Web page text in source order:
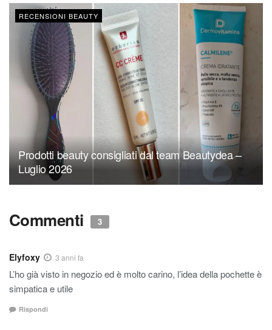
RECENSIONI BEAUTY
Prodotti beauty consigliati dal team Beautydea –
Luglio 2026
Commenti 3
Elyfoxy 3 anni fa
L’ho già visto in negozio ed è molto carino, l’idea della pochette è
simpatica e utile
Rispondi